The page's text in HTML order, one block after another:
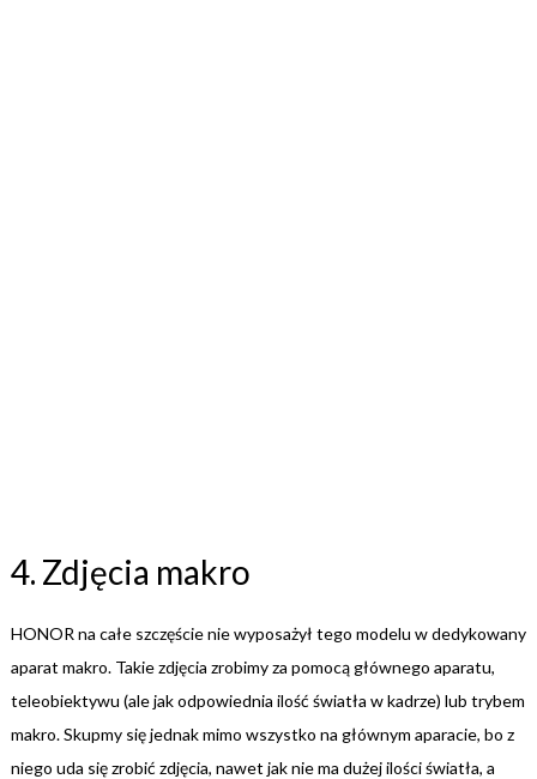
4. Zdjęcia makro
HONOR na całe szczęście nie wyposażył tego modelu w dedykowany
aparat makro. Takie zdjęcia zrobimy za pomocą głównego aparatu,
teleobiektywu (ale jak odpowiednia ilość światła w kadrze) lub trybem
makro. Skupmy się jednak mimo wszystko na głównym aparacie, bo z
niego uda się zrobić zdjęcia, nawet jak nie ma dużej ilości światła, a